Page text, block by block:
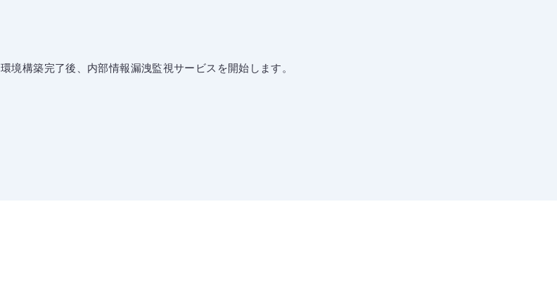
環境構築完了後、内部情報漏洩監視サービスを開始します。